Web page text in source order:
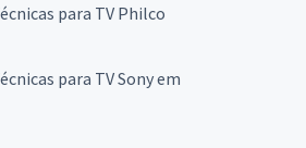
para TV Philco
para TV Sony em